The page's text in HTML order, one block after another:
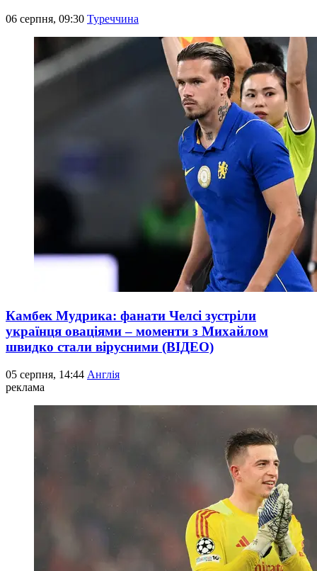
06 серпня, 09:30 Туреччина
Камбек Мудрика: фанати Челсі зустріли
українця оваціями – моменти з Михайлом
швидко стали вірусними (ВІДЕО)
05 серпня, 14:44 Англія
реклама